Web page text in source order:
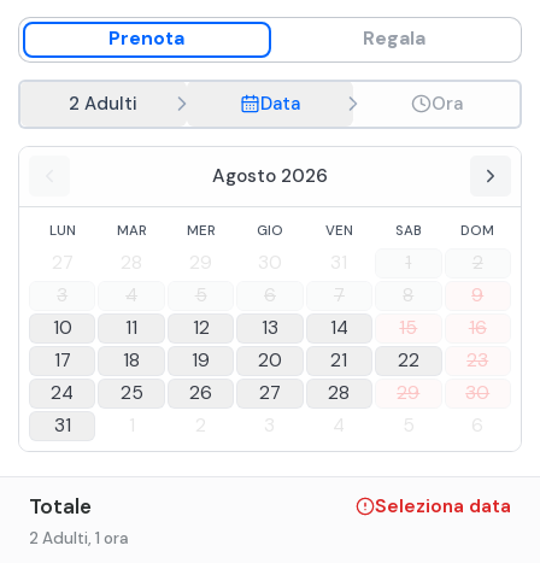
Prenota Regala
2 Adulti Data Ora
Agosto 2026
LUN MAR MER GIO VEN SAB DOM
27 28 29 30 31 1
2
3
4 5 6 7 8
9
10
11 12 13 14 15
16
17
18 19 20 21 22
23
24
25 26 27 28 29
30
31
1 2 3 4 5 6
Totale Seleziona data
2 Adulti, 1 ora